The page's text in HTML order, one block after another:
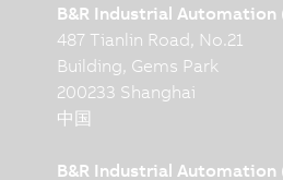
B&R Industrial Automation
487 Tianlin Road, No.21
Building, Gems Park
200233 Shanghai
中国
B&R Industrial Automation